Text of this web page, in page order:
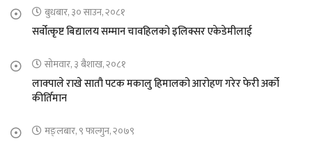
बुधबार, ३० साउन, २०८१
सर्वोत्कृष्ट बिद्यालय सम्मान चावहिलको इलिक्सर एकेडेमीलाई
सोमवार, ३ बैशाख, २०८१
लाक्पाले राखे सातौ पटक मकालु हिमालको आरोहण गरेर फेरी अर्को
कीर्तिमान
मङ्लबार, ९ फाल्गुन, २०७९